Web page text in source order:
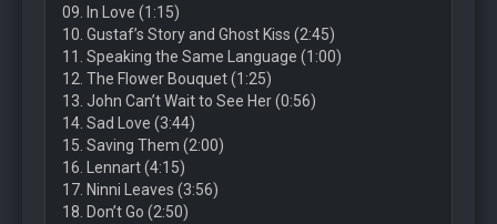
09. In Love (1:15)
10. Gustaf’s Story and Ghost Kiss (2:45)
11. Speaking the Same Language (1:00)
12. The Flower Bouquet (1:25)
13. John Can’t Wait to See Her (0:56)
14. Sad Love (3:44)
15. Saving Them (2:00)
16. Lennart (4:15)
17. Ninni Leaves (3:56)
18. Don’t Go (2:50)